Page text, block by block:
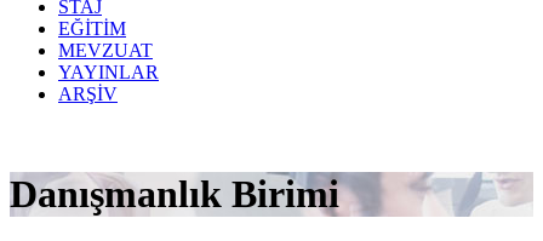
STAJ
EĞİTİM
MEVZUAT
YAYINLAR
ARŞİV
Danışmanlık Birimi